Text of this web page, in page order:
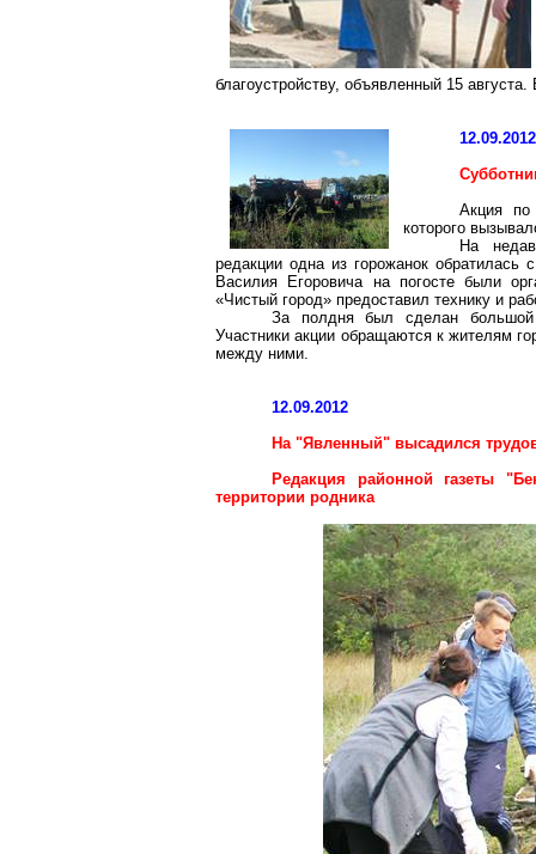
благоустройству, объявленный 15
12.09.2012
Акция по
которого
На
редакции одна из горожанок
Василия Егоровича на погосте были
«Чистый город» предоставил технику и
За полдня был сделан
Участники акции обращаются к жителям
между ними.
12.09.2012
На "Явленный" высадился
Редакция районной газеты "
территории родника